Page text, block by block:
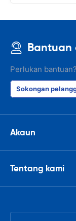
Bantuan
Perlukan
Sokongan
Akaun
Tentang kami